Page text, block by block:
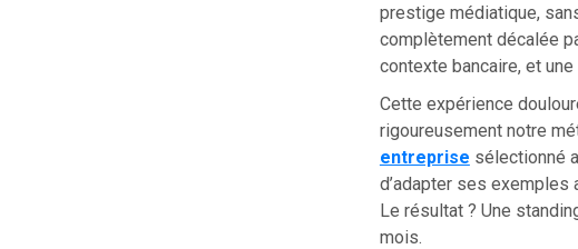
prestige médiatique,
complètement décalée
contexte bancaire, et
Cette expérience
rigoureusement notre
entreprise sélectionné
d’adapter ses
Le résultat ? Une
mois.